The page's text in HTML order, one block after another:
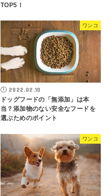
TOP5！
ワンコ
2022.02.10
ドッグフードの「無添加」は本
当？添加物のない安全なフードを
選ぶためのポイント
ワンコ